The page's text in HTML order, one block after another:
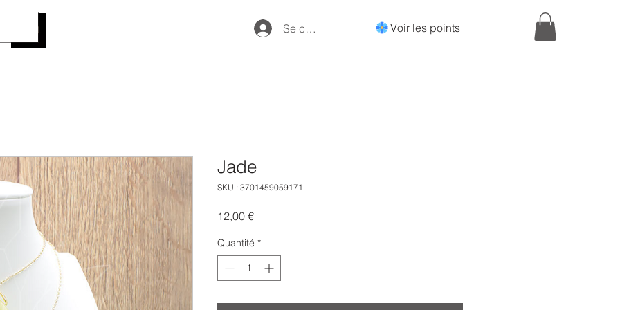
Se connecter Voir les points
Jade
SKU : 3701459059171
12,00 €Prix
Quantité *